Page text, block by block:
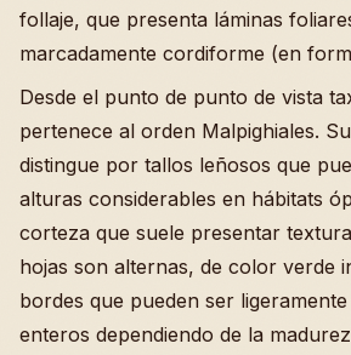
follaje, que presenta láminas
marcadamente cordiforme (en
Desde el punto de punto de vista
pertenece al orden Malpighiales.
distingue por tallos leñosos que
alturas considerables en hábitats
corteza que suele presentar
hojas son alternas, de color verde
bordes que pueden ser
enteros dependiendo de la